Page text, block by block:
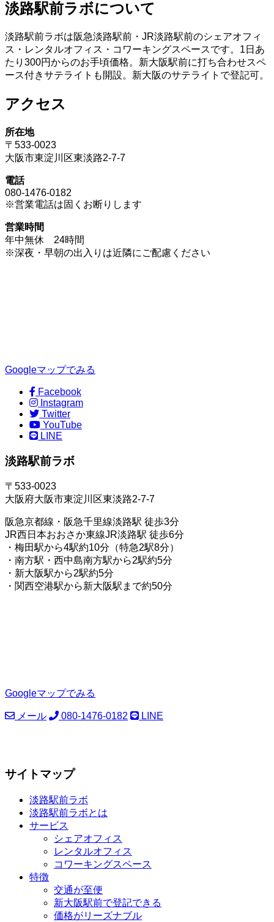
淡路駅前ラボについて
淡路駅前ラボは阪急淡路駅前・JR淡路駅前のシェアオフィ
ス・レンタルオフィス・コワーキングスペースです。1日あ
たり300円からのお手頃価格。新大阪駅前に打ち合わせスペ
ース付きサテライトも開設。新大阪のサテライトで登記可。
アクセス
所在地
〒533-0023
大阪市東淀川区東淡路2-7-7
電話
080-1476-0182
※営業電話は固くお断りします
営業時間
年中無休 24時間
※深夜・早朝の出入りは近隣にご配慮ください
Googleマップでみる
Facebook
Instagram
Twitter
YouTube
LINE
淡路駅前ラボ
〒533-0023
大阪府大阪市東淀川区東淡路2-7-7
阪急京都線・阪急千里線淡路駅 徒歩3分
JR西日本おおさか東線JR淡路駅 徒歩6分
・梅田駅から4駅約10分（特急2駅8分）
・南方駅・西中島南方駅から2駅約5分
・新大阪駅から2駅約5分
・関西空港駅から新大阪駅まで約50分
Googleマップでみる
メール 080-1476-0182 LINE
サイトマップ
淡路駅前ラボ
淡路駅前ラボとは
サービス
シェアオフィス
レンタルオフィス
コワーキングスペース
特徴
交通が至便
新大阪駅前で登記できる
価格がリーズナブル